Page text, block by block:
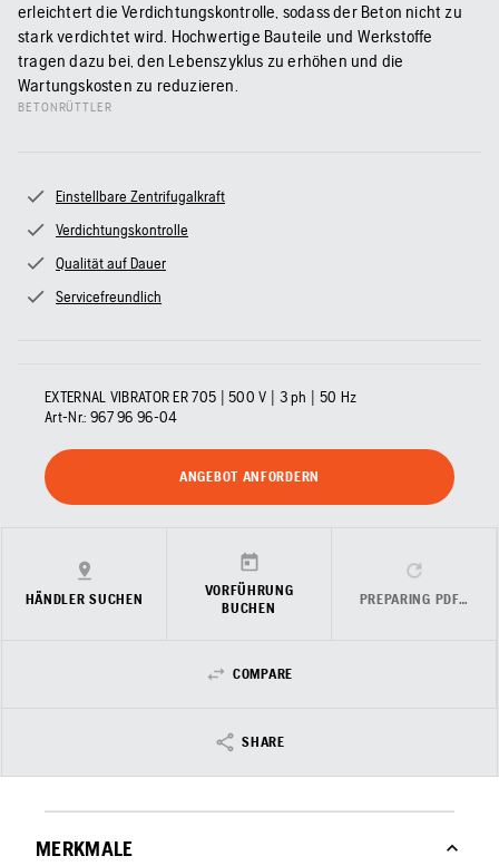
erleichtert die Verdichtungskontrolle, sodass der Beton nicht zu
stark verdichtet wird. Hochwertige Bauteile und Werkstoffe
tragen dazu bei, den Lebenszyklus zu erhöhen und die
Wartungskosten zu reduzieren.
BETONRÜTTLER
Einstellbare Zentrifugalkraft
Verdichtungskontrolle
Qualität auf Dauer
Servicefreundlich
EXTERNAL VIBRATOR ER 705 | 500 V | 3 ph | 50 Hz
Art-Nr.: 967 96 96‑04
ANGEBOT ANFORDERN
HÄNDLER SUCHEN
VORFÜHRUNG
BUCHEN
PREPARING PDF…
COMPARE
SHARE
MERKMALE